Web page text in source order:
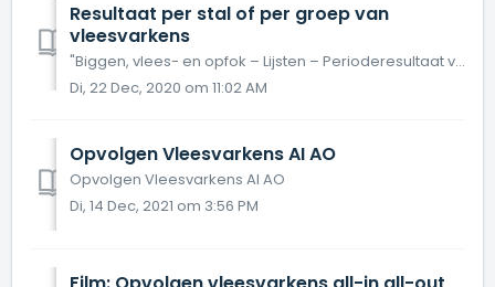
Resultaat per stal of per groep van
vleesvarkens
"Biggen, vlees- en opfok – Lijsten – Perioderesultaat vleesvarkens" Hier kan men per groep opvragen:Men kan de keuze maken tussen de technis...
Di, 22 Dec, 2020 om 11:02 AM
Opvolgen Vleesvarkens AI AO
Opvolgen Vleesvarkens AI AO
Di, 14 Dec, 2021 om 3:56 PM